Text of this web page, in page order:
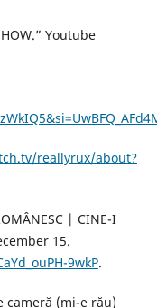
Youtube
reallyrux/about?
| CINE-I
15.
9wkP.
cameră (mi-e rău)